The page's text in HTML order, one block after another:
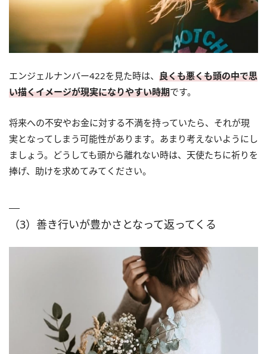
エンジェルナンバー422を見た時は、 良くも悪くも頭の中で思
い描くイメージが現実になりやすい時期です。
将来への不安やお金に対する不満を持っていたら、それが現
実となってしまう可能性があります。あまり考えないようにし
ましょう。どうしても頭から離れない時は、天使たちに祈りを
捧げ、助けを求めてみてください。
（3）善き行いが豊かさとなって返ってくる